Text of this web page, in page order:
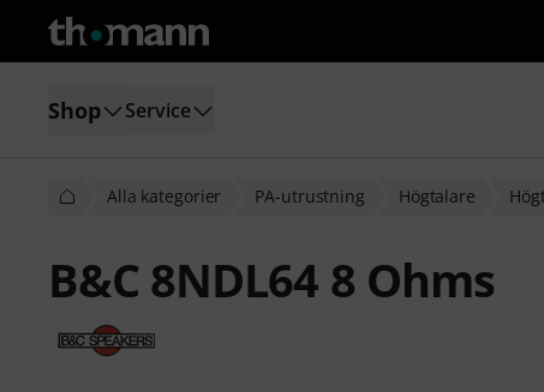
Shop Service
Alla kategorier PA-utrustning Högtalare
B&C 8NDL64 8 Ohms